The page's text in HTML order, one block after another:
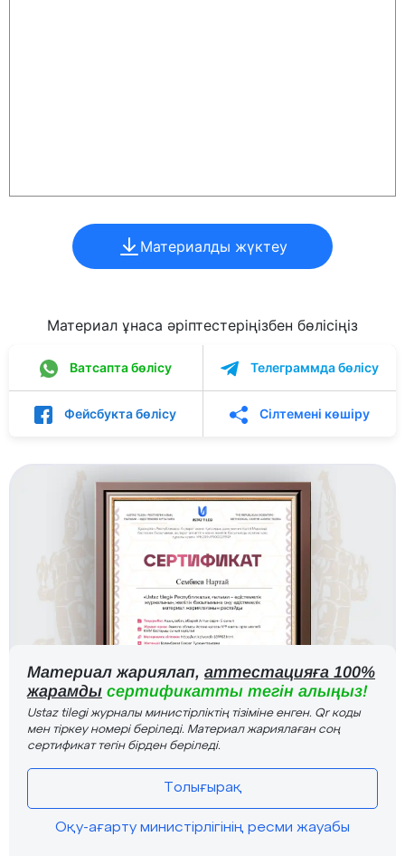
Материалды жүктеу
Материал ұнаса әріптестеріңізбен бөлісіңіз
Ватсапта бөлісу Телеграммда бөлісу
Фейсбукта бөлісу Сілтемені көшіру
Материал жариялап, аттестацияға 100%
жарамды сертификатты тегін алыңыз!
Ustaz tilegi журналы министірліктің тізіміне енген. Qr коды
мен тіркеу номері беріледі. Материал жариялаған соң
сертификат тегін бірден беріледі.
Толығырақ
Оқу-ағарту министірлігінің ресми жауабы